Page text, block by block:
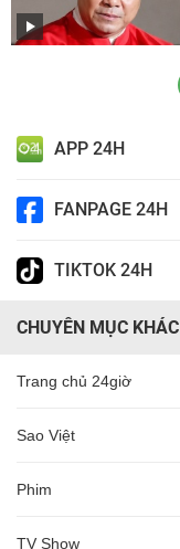
APP 24H
FANPAGE 24H
TIKTOK 24H
CHUYÊN MỤC KHÁC
Trang chủ 24giờ
Sao Việt
Phim
TV Show